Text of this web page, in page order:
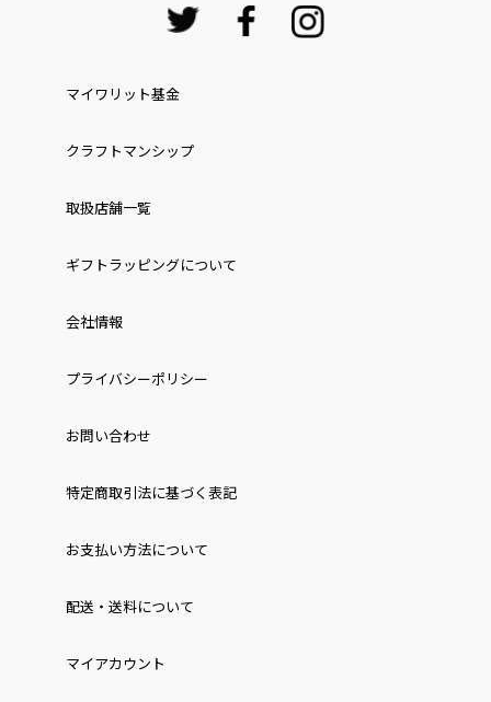
マイワリット基金
クラフトマンシップ
取扱店舗一覧
ギフトラッピングについて
会社情報
プライバシーポリシー
お問い合わせ
特定商取引法に基づく表記
お⽀払い⽅法について
配送・送料について
マイアカウント